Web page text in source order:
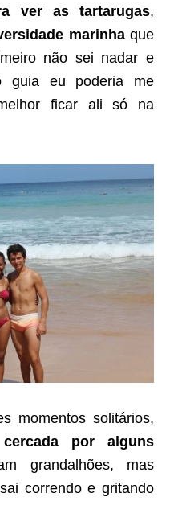
ver as tartarugas,
marinhaque
não sei nadar e
guia eu poderia me
ficar ali só na
momentos solitários,
cercada por alguns
grandalhões, mas
correndo e gritando